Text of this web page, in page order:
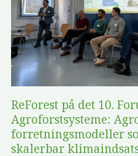
ReForest på det 10.
Agroforstsysteme:
forretningsmodeller
skalerbar
Agroforstsysteme:
Agroforestry-
forretningsmodeller
som
en
til
skalerbar
klimaindsats